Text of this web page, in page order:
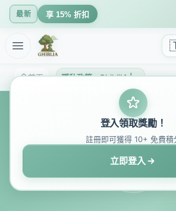
最新 享 15% 折扣
首頁 隱私政策 - GhibliIA | AI 藝術生成器隱私保護
登入領取獎勵！
註冊即可獲得 10+ 免費積
立即登入